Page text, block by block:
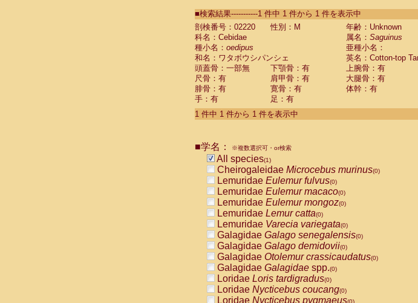
CebidaeSaguinus labiatus(0)
Cebidae Saguinus leucopus (0)
Cebidae
Cebidae
CebidaeSaguinus nigricollis (0)
Cebidae Saguinus oedipus
Cebidae Saguinus weddelli
Cebidae Saguinusspp.
Cebidae Aotus trivirgatus
Cebidae Cebus albifrons
CebidaeCebus nigrivittatus
CebidaeCebus
CebidaeSaimiri boliviensis(0)
CebidaeSaimiri sciureus(0)
AtelidaeAlouatta caraya(0)
AtelidaeAlouatta fusca(0)
AtelidaeAlouatta seniculus
AtelidaeAlouattaspp.(0)
AtelidaeAteles belzebuth(0)
AtelidaeAteles geoffroyi(0)
AtelidaeAteles paniscus(0)
AtelidaeAtelesspp.(0)
Atelidae Lagothrix lagothricha
AtelidaeLagothrix lagothricha cana
PitheciidaeCacajao calvus rubicundus
■検索結果-----------1 件中 1 件から 1 件を表示中
剖検番号：02220
性別：M
年齢：Unknown
科名：Cebidae
属名： Saguinus
種小名： oedipus
亜種小名：
和名：ワタボウシパンシェ
英名：Cotton-top
頭蓋骨：一部無
下顎骨：有 上腕骨：有
尺骨：有
肩甲骨：有 大腿骨：有
腓骨：有
寛骨：有
体幹：有
手：有
足：有
1 件中 1 件から 1 件を表示中
■学名： ※複数選択可・or検索
All species(1)
Cheirogaleidae Microcebus murinus(0)
Lemuridae Eulemur fulvus(0)
Lemuridae Eulemur macaco(0)
Lemuridae Eulemur mongoz(0)
Lemuridae Lemur catta(0)
Lemuridae Varecia variegata(0)
Galagidae Galago senegalensis(0)
Galagidae Galago demidovii(0)
Galagidae Otolemur crassicaudatus(0)
Galagidae Galagidae spp.(0)
Loridae Loris tardigradus(0)
Loridae Nycticebus coucang(0)
Loridae Nycticebus pygmaeus(0)